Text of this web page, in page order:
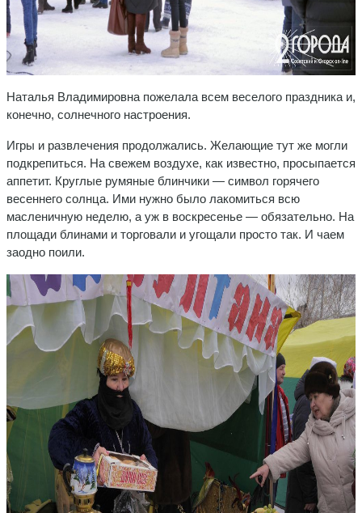
Наталья Владимировна пожелала всем веселого праздника и,
конечно, солнечного настроения.
Игры и развлечения продолжались. Желающие тут же могли
подкрепиться. На свежем воздухе, как известно, просыпается
аппетит. Круглые румяные блинчики — символ горячего
весеннего солнца. Ими нужно было лакомиться всю
масленичную неделю, а уж в воскресенье — обязательно. На
площади блинами и торговали и угощали просто так. И чаем
заодно поили.